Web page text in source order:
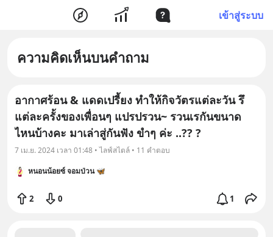
เข้าสู่ระบบ
ความคิดเห็นบนคำถาม
อากาศร้อน & แดดเปรี้ยง ทำให้กิจวัตรแต่ละวัน รึ
แต่ละครั้งของเพื่อนๆ แปรปรวน~ รวนเรกันขนาด
ไหนบ้างคะ มาเล่าสู่กันฟัง ขำๆ ค่ะ ..?? ?
7 เม.ย. 2024 เวลา 01:48 • ไลฟ์สไตล์ • 11 คำตอบ
หนอนน้อยซ์ จอมป่วน 🦋
2 0 1